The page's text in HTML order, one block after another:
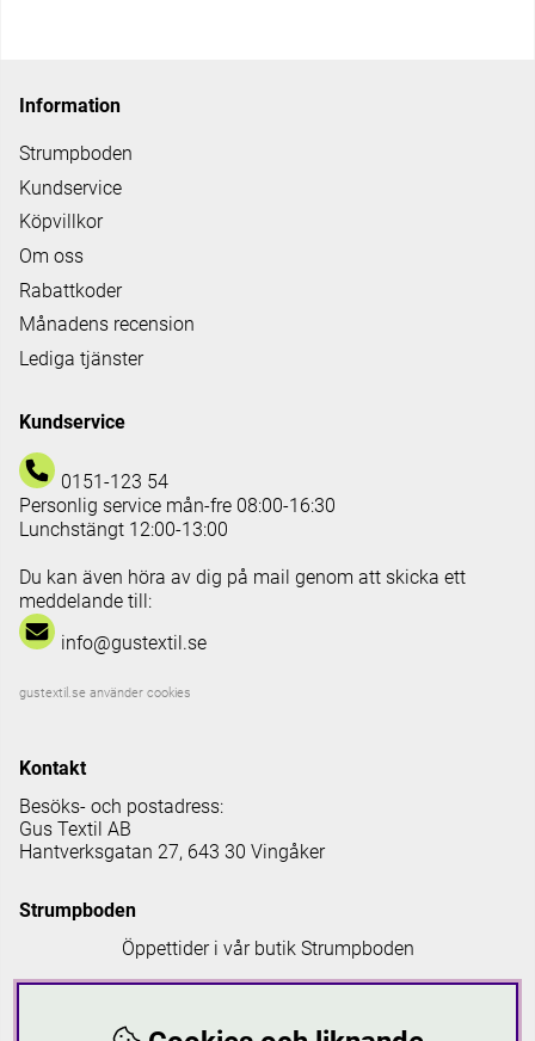
Information
Strumpboden
Kundservice
Köpvillkor
Om oss
Rabattkoder
Månadens recension
Lediga tjänster
Kundservice
0151-123 54
Personlig service mån-fre 08:00-16:30
Lunchstängt 12:00-13:00
Du kan även höra av dig på mail genom att skicka ett
meddelande till:
info@gustextil.se
gustextil.se använder cookies
Kontakt
Besöks- och postadress:
Gus Textil AB
Hantverksgatan 27, 643 30 Vingåker
Strumpboden
Öppettider i vår butik Strumpboden